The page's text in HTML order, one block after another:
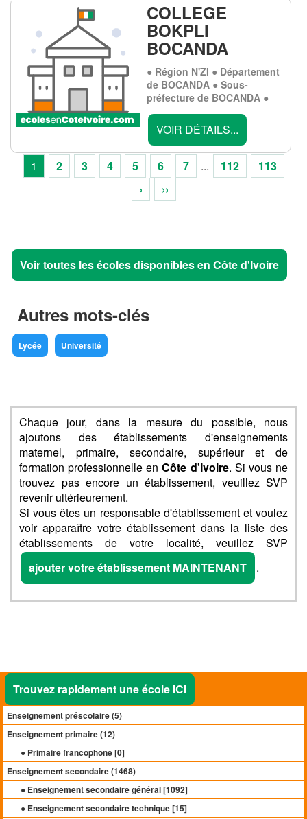
COLLEGE
BOKPLI
BOCANDA
● Région N'ZI ● Département
de BOCANDA ● Sous-
préfecture de BOCANDA ●
VOIR DÉTAILS...
1 2 3 4 5 6 7 ... 112
113
›
››
Voir toutes les écoles disponibles en Côte d'Ivoire
Autres mots-clés
Lycée Université
Chaque jour, dans la mesure du possible, nous
ajoutons des établissements d'enseignements
maternel, primaire, secondaire, supérieur et de
formation professionnelle enCôte d'Ivoire. Si vous ne
trouvez pas encore un établissement, veuillez SVP
revenir ultérieurement.
Si vous êtes un responsable d'établissement et voulez
voir apparaître votre établissement dans la liste des
établissements de votre localité, veuillez SVP
ajouter votre établissement MAINTENANT
.
Trouvez rapidement une école ICI
Enseignement préscolaire (5)
Enseignement primaire (12)
● Primaire francophone [0]
Enseignement secondaire (1468)
● Enseignement secondaire général [1092]
● Enseignement secondaire technique [15]